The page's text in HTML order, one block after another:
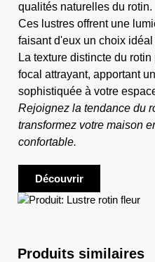
qualités naturelles du rotin.
Ces lustres offrent une
faisant d'eux un choix
La texture distincte du
focal attrayant, apportant
sophistiquée à votre
Rejoignez la tendance du
transformez votre maison
confortable.
Découvrir
Produits similaires